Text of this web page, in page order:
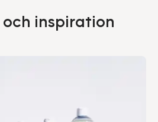
inspiration